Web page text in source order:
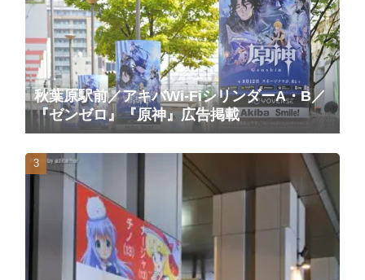
秋葉原駅前／アキバWi-FiシリンダーA・B／
『ゼンゼロ』『原神』広告掲載